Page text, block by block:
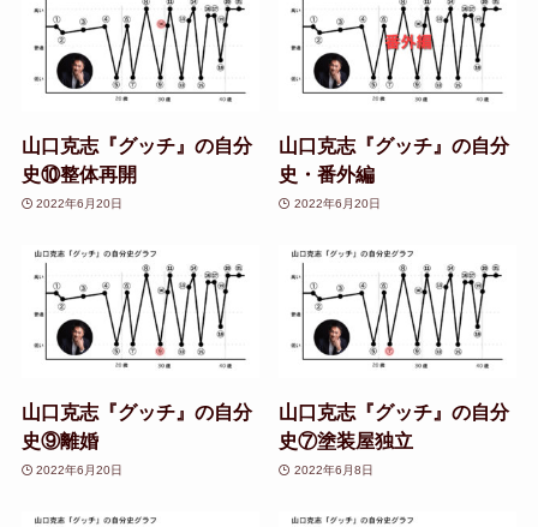
山口克志『グッチ』の自分
史⑩整体再開
2022年6月20日
山口克志『グッチ』の自分
史・番外編
2022年6月20日
山口克志『グッチ』の自分
史⑨離婚
2022年6月20日
山口克志『グッチ』の自分
史⑦塗装屋独立
2022年6月8日